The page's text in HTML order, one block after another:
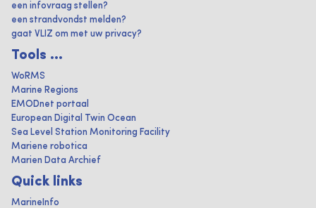
een infovraag stellen?
een strandvondst melden?
gaat VLIZ om met uw privacy?
Tools ...
WoRMS
Marine Regions
EMODnet portaal
European Digital Twin Ocean
Sea Level Station Monitoring Facility
Mariene robotica
Marien Data Archief
Quick links
MarineInfo